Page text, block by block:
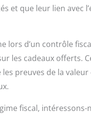
et que leur lien avec
lors d’un contrôle
les cadeaux offerts.
les preuves de la
fiscal,